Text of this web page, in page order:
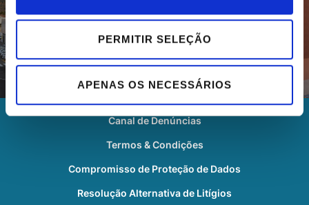
PERMITIR SELEÇÃO
APENAS OS NECESSÁRIOS
Canal de Denúncias
Termos & Condições
Compromisso de Proteção de Dados
Resolução Alternativa de Litígios